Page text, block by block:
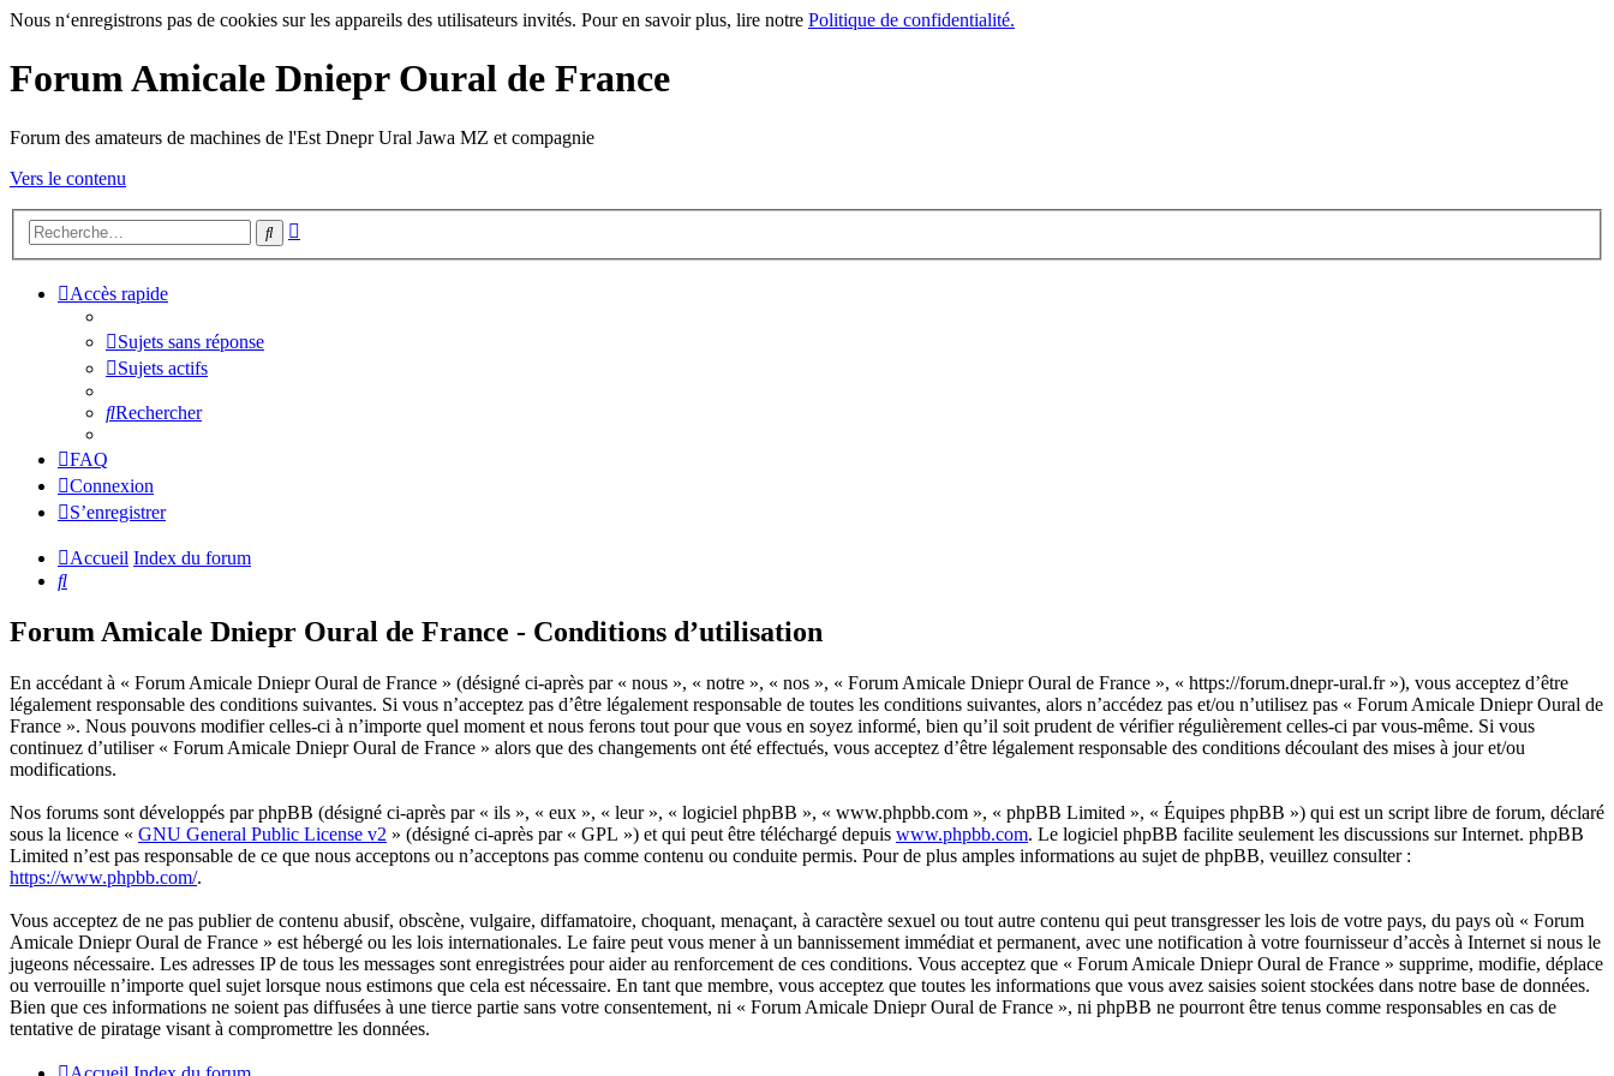
Nous n‘enregistrons pas de cookies sur les appareils des utilisateurs invités. Pour en savoir plus, lire notre Politique de confidentialité.
Forum Amicale Dniepr Oural de France
Forum des amateurs de machines de l'Est Dnepr Ural Jawa MZ et compagnie
Vers le contenu
Rechercher
Accès rapide
Sujets sans réponse
Sujets actifs
Rechercher
FAQ
Connexion
S’enregistrer
Accueil Index du forum
Rechercher
Forum Amicale Dniepr Oural de France - Conditions d’utilisation
En accédant à « Forum Amicale Dniepr Oural de France » (désigné ci-après par « nous », « notre », « nos », « Forum Amicale Dniepr Oural de France », « https://forum.dnepr-ural.fr »), vous acceptez d’être
légalement responsable des conditions suivantes. Si vous n’acceptez pas d’être légalement responsable de toutes les conditions suivantes, alors n’accédez pas et/ou n’utilisez pas « Forum Amicale Dniepr Oural de
France ». Nous pouvons modifier celles-ci à n’importe quel moment et nous ferons tout pour que vous en soyez informé, bien qu’il soit prudent de vérifier régulièrement celles-ci par vous-même. Si vous
continuez d’utiliser « Forum Amicale Dniepr Oural de France » alors que des changements ont été effectués, vous acceptez d’être légalement responsable des conditions découlant des mises à jour et/ou
modifications.
Nos forums sont développés par phpBB (désigné ci-après par « ils », « eux », « leur », « logiciel phpBB », « www.phpbb.com », « phpBB Limited », « Équipes phpBB ») qui est un script libre de forum, déclaré
sous la licence « GNU General Public License v2 » (désigné ci-après par « GPL ») et qui peut être téléchargé depuis www.phpbb.com. Le logiciel phpBB facilite seulement les discussions sur Internet. phpBB
Limited n’est pas responsable de ce que nous acceptons ou n’acceptons pas comme contenu ou conduite permis. Pour de plus amples informations au sujet de phpBB, veuillez consulter :
https://www.phpbb.com/.
Vous acceptez de ne pas publier de contenu abusif, obscène, vulgaire, diffamatoire, choquant, menaçant, à caractère sexuel ou tout autre contenu qui peut transgresser les lois de votre pays, du pays où « Forum
Amicale Dniepr Oural de France » est hébergé ou les lois internationales. Le faire peut vous mener à un bannissement immédiat et permanent, avec une notification à votre fournisseur d’accès à Internet si nous le
jugeons nécessaire. Les adresses IP de tous les messages sont enregistrées pour aider au renforcement de ces conditions. Vous acceptez que « Forum Amicale Dniepr Oural de France » supprime, modifie, déplace
ou verrouille n’importe quel sujet lorsque nous estimons que cela est nécessaire. En tant que membre, vous acceptez que toutes les informations que vous avez saisies soient stockées dans notre base de données.
Bien que ces informations ne soient pas diffusées à une tierce partie sans votre consentement, ni « Forum Amicale Dniepr Oural de France », ni phpBB ne pourront être tenus comme responsables en cas de
tentative de piratage visant à compromettre les données.